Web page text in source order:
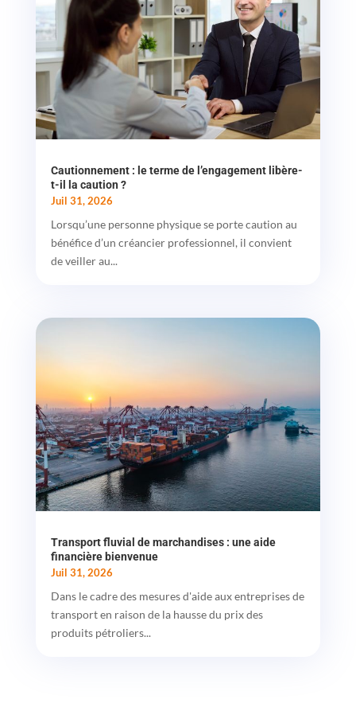
Cautionnement : le terme de l’engagement libère-
t-il la caution ?
Juil 31, 2026
Lorsqu’une personne physique se porte caution au
bénéfice d’un créancier professionnel, il convient
de veiller au...
Transport fluvial de marchandises : une aide
financière bienvenue
Juil 31, 2026
Dans le cadre des mesures d'aide aux entreprises de
transport en raison de la hausse du prix des
produits pétroliers...